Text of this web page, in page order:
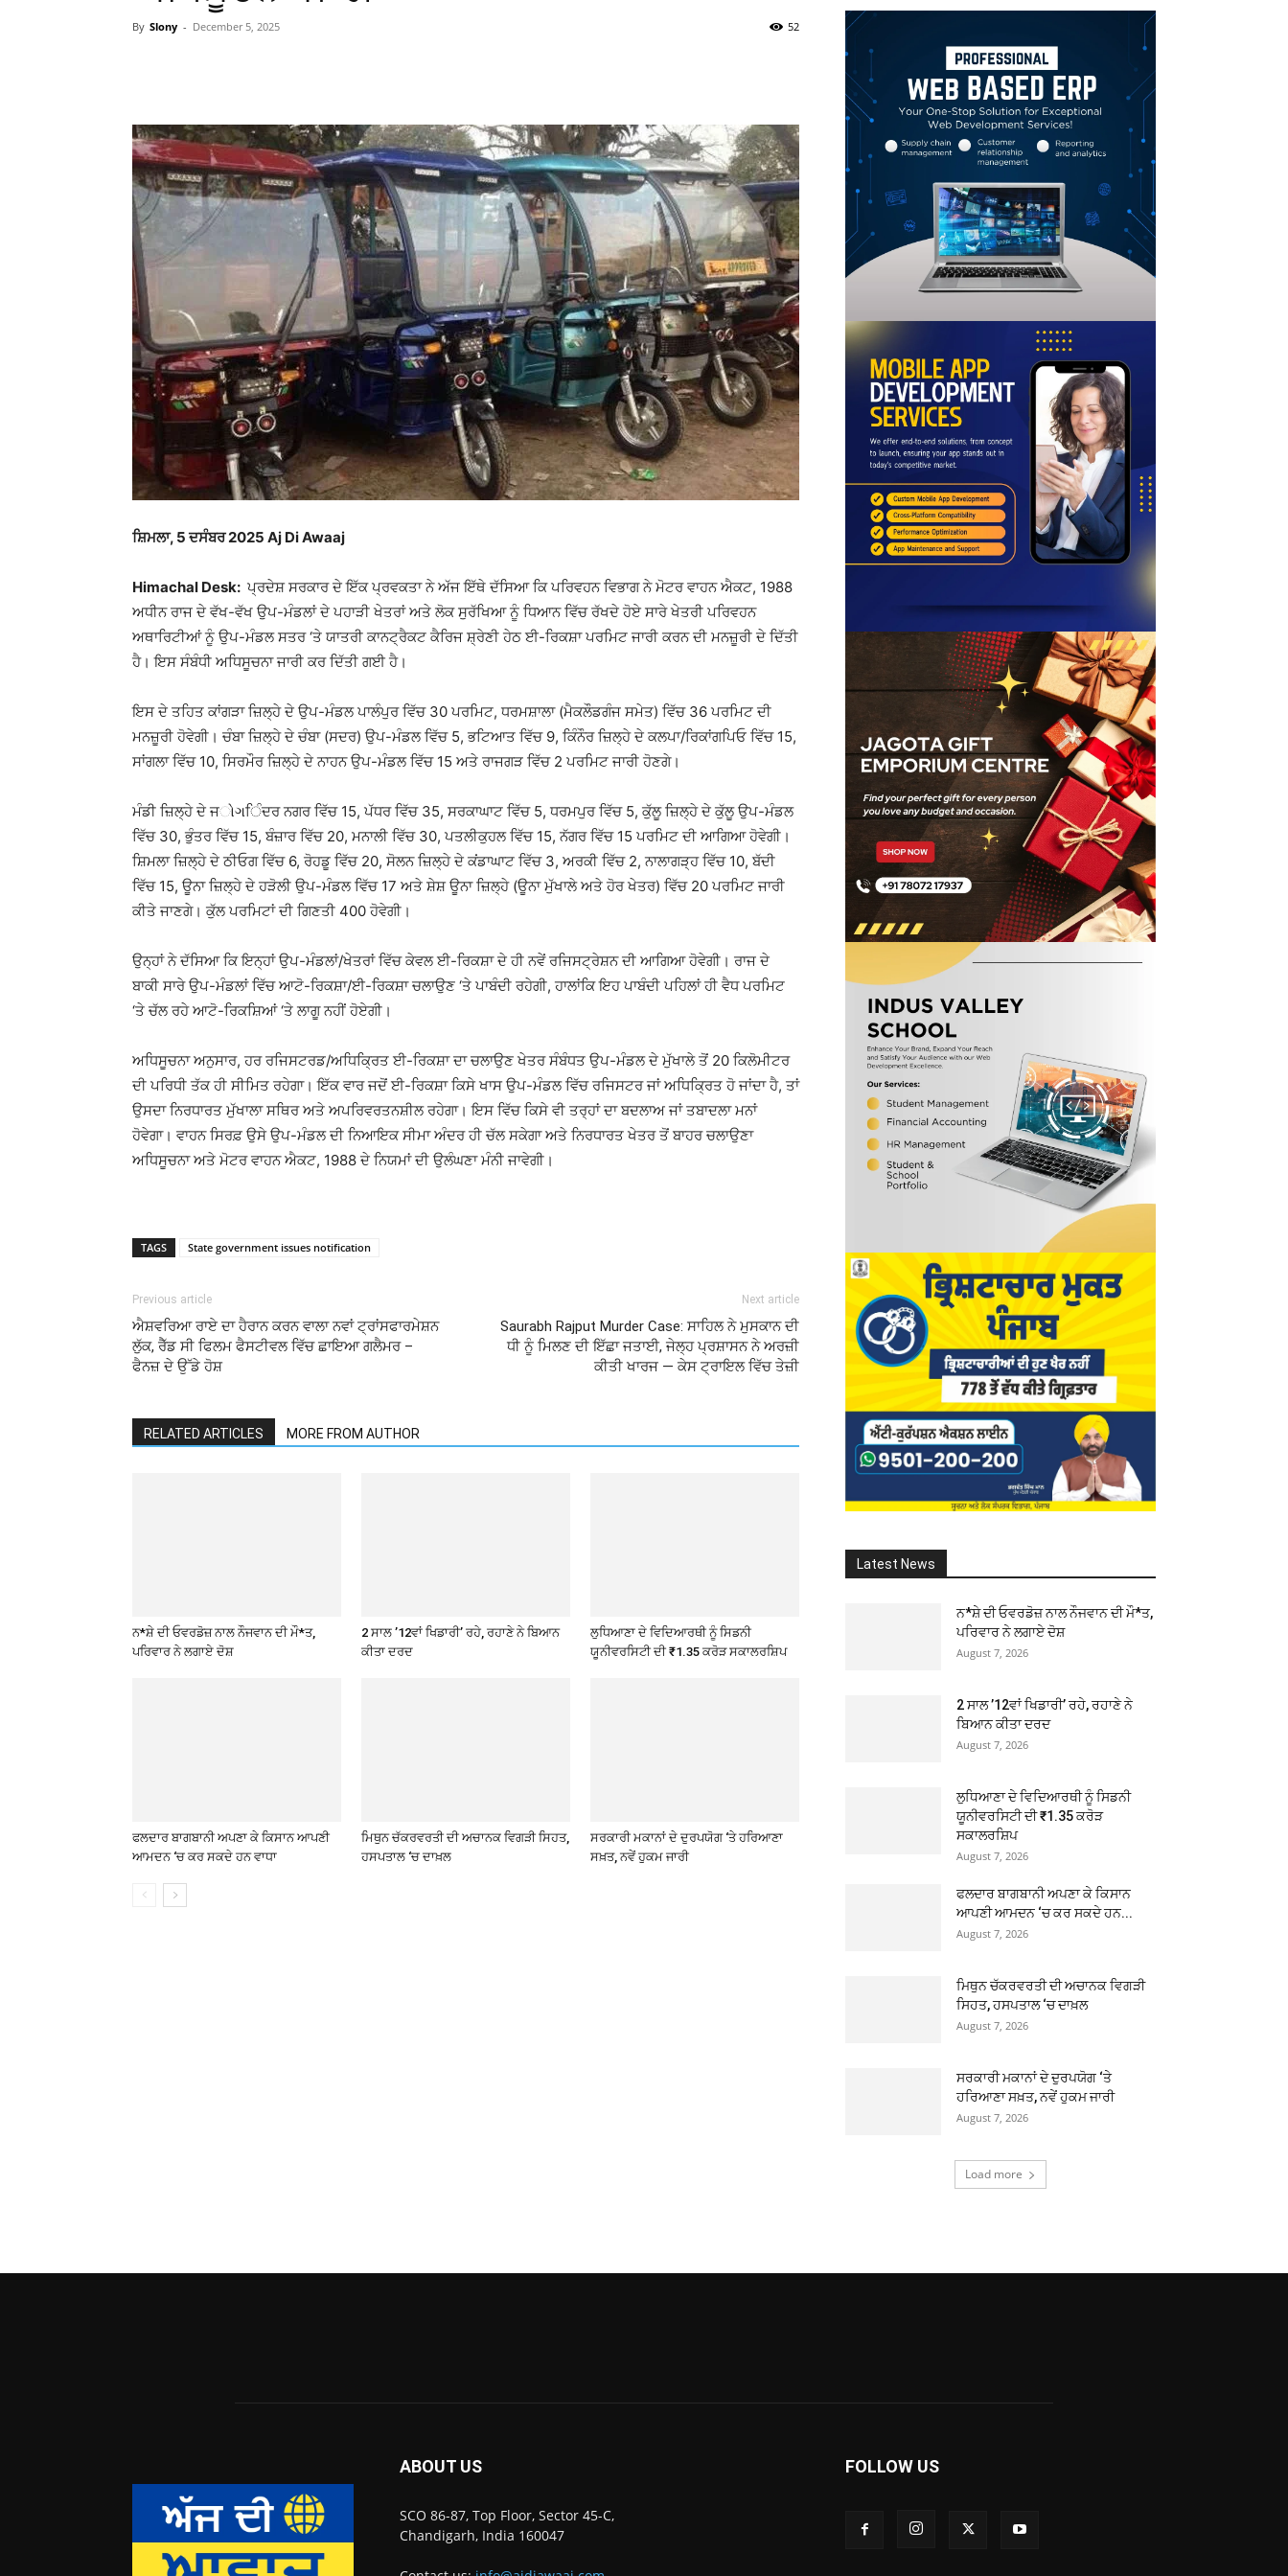
By Slony - December 5, 2025 52
Email Print
ਸ਼ਿਮਲਾ, 5 ਦਸੰਬਰ 2025 Aj Di Awaaj
Himachal Desk: ਪ੍ਰਦੇਸ਼ ਸਰਕਾਰ ਦੇ ਇੱਕ ਪ੍ਰਵਕਤਾ ਨੇ ਅੱਜ ਇੱਥੇ ਦੱਸਿਆ ਕਿ ਪਰਿਵਹਨ ਵਿਭਾਗ ਨੇ ਮੋਟਰ ਵਾਹਨ ਐਕਟ, 1988
ਅਧੀਨ ਰਾਜ ਦੇ ਵੱਖ-ਵੱਖ ਉਪ-ਮੰਡਲਾਂ ਦੇ ਪਹਾੜੀ ਖੇਤਰਾਂ ਅਤੇ ਲੋਕ ਸੁਰੱਖਿਆ ਨੂੰ ਧਿਆਨ ਵਿੱਚ ਰੱਖਦੇ ਹੋਏ ਸਾਰੇ ਖੇਤਰੀ ਪਰਿਵਹਨ
ਅਥਾਰਿਟੀਆਂ ਨੂੰ ਉਪ-ਮੰਡਲ ਸਤਰ ‘ਤੇ ਯਾਤਰੀ ਕਾਨਟ੍ਰੈਕਟ ਕੈਰਿਜ ਸ਼੍ਰੇਣੀ ਹੇਠ ਈ-ਰਿਕਸ਼ਾ ਪਰਮਿਟ ਜਾਰੀ ਕਰਨ ਦੀ ਮਨਜ਼ੂਰੀ ਦੇ ਦਿੱਤੀ
ਹੈ। ਇਸ ਸੰਬੰਧੀ ਅਧਿਸੂਚਨਾ ਜਾਰੀ ਕਰ ਦਿੱਤੀ ਗਈ ਹੈ।
ਇਸ ਦੇ ਤਹਿਤ ਕਾਂਗੜਾ ਜ਼ਿਲ੍ਹੇ ਦੇ ਉਪ-ਮੰਡਲ ਪਾਲੰਪੁਰ ਵਿੱਚ 30 ਪਰਮਿਟ, ਧਰਮਸ਼ਾਲਾ (ਮੈਕਲੌਡਗੰਜ ਸਮੇਤ) ਵਿੱਚ 36 ਪਰਮਿਟ ਦੀ
ਮਨਜ਼ੂਰੀ ਹੋਵੇਗੀ। ਚੰਬਾ ਜ਼ਿਲ੍ਹੇ ਦੇ ਚੰਬਾ (ਸਦਰ) ਉਪ-ਮੰਡਲ ਵਿੱਚ 5, ਭਟਿਆਤ ਵਿੱਚ 9, ਕਿੰਨੌਰ ਜ਼ਿਲ੍ਹੇ ਦੇ ਕਲਪਾ/ਰਿਕਾਂਗਪਿਓ ਵਿੱਚ 15,
ਸਾਂਗਲਾ ਵਿੱਚ 10, ਸਿਰਮੌਰ ਜ਼ਿਲ੍ਹੇ ਦੇ ਨਾਹਨ ਉਪ-ਮੰਡਲ ਵਿੱਚ 15 ਅਤੇ ਰਾਜਗੜ ਵਿੱਚ 2 ਪਰਮਿਟ ਜਾਰੀ ਹੋਣਗੇ।
ਮੰਡੀ ਜ਼ਿਲ੍ਹੇ ਦੇ ਜોગਿੰਦਰ ਨਗਰ ਵਿੱਚ 15, ਪੱਧਰ ਵਿੱਚ 35, ਸਰਕਾਘਾਟ ਵਿੱਚ 5, ਧਰਮਪੁਰ ਵਿੱਚ 5, ਕੁੱਲੂ ਜ਼ਿਲ੍ਹੇ ਦੇ ਕੁੱਲੂ ਉਪ-ਮੰਡਲ
ਵਿੱਚ 30, ਭੁੰਤਰ ਵਿੱਚ 15, ਬੰਜ਼ਾਰ ਵਿੱਚ 20, ਮਨਾਲੀ ਵਿੱਚ 30, ਪਤਲੀਕੁਹਲ ਵਿੱਚ 15, ਨੱਗਰ ਵਿੱਚ 15 ਪਰਮਿਟ ਦੀ ਆਗਿਆ ਹੋਵੇਗੀ।
ਸ਼ਿਮਲਾ ਜ਼ਿਲ੍ਹੇ ਦੇ ਠੀਓਗ ਵਿੱਚ 6, ਰੋਹਡੂ ਵਿੱਚ 20, ਸੋਲਨ ਜ਼ਿਲ੍ਹੇ ਦੇ ਕਂਡਾਘਾਟ ਵਿੱਚ 3, ਅਰਕੀ ਵਿੱਚ 2, ਨਾਲਾਗੜ੍ਹ ਵਿੱਚ 10, ਬੱਦੀ
ਵਿੱਚ 15, ਊਨਾ ਜ਼ਿਲ੍ਹੇ ਦੇ ਹੜੋਲੀ ਉਪ-ਮੰਡਲ ਵਿੱਚ 17 ਅਤੇ ਸ਼ੇਸ਼ ਊਨਾ ਜ਼ਿਲ੍ਹੇ (ਊਨਾ ਮੁੱਖਾਲੇ ਅਤੇ ਹੋਰ ਖੇਤਰ) ਵਿੱਚ 20 ਪਰਮਿਟ ਜਾਰੀ
ਕੀਤੇ ਜਾਣਗੇ। ਕੁੱਲ ਪਰਮਿਟਾਂ ਦੀ ਗਿਣਤੀ 400 ਹੋਵੇਗੀ।
ਉਨ੍ਹਾਂ ਨੇ ਦੱਸਿਆ ਕਿ ਇਨ੍ਹਾਂ ਉਪ-ਮੰਡਲਾਂ/ਖੇਤਰਾਂ ਵਿੱਚ ਕੇਵਲ ਈ-ਰਿਕਸ਼ਾ ਦੇ ਹੀ ਨਵੇਂ ਰਜਿਸਟ੍ਰੇਸ਼ਨ ਦੀ ਆਗਿਆ ਹੋਵੇਗੀ। ਰਾਜ ਦੇ
ਬਾਕੀ ਸਾਰੇ ਉਪ-ਮੰਡਲਾਂ ਵਿੱਚ ਆਟੋ-ਰਿਕਸ਼ਾ/ਈ-ਰਿਕਸ਼ਾ ਚਲਾਉਣ ‘ਤੇ ਪਾਬੰਦੀ ਰਹੇਗੀ, ਹਾਲਾਂਕਿ ਇਹ ਪਾਬੰਦੀ ਪਹਿਲਾਂ ਹੀ ਵੈਧ ਪਰਮਿਟ
‘ਤੇ ਚੱਲ ਰਹੇ ਆਟੋ-ਰਿਕਸ਼ਿਆਂ ‘ਤੇ ਲਾਗੂ ਨਹੀਂ ਹੋਏਗੀ।
ਅਧਿਸੂਚਨਾ ਅਨੁਸਾਰ, ਹਰ ਰਜਿਸਟਰਡ/ਅਧਿਕ੍ਰਿਤ ਈ-ਰਿਕਸ਼ਾ ਦਾ ਚਲਾਉਣ ਖੇਤਰ ਸੰਬੰਧਤ ਉਪ-ਮੰਡਲ ਦੇ ਮੁੱਖਾਲੇ ਤੋਂ 20 ਕਿਲੋਮੀਟਰ
ਦੀ ਪਰਿਧੀ ਤੱਕ ਹੀ ਸੀਮਿਤ ਰਹੇਗਾ। ਇੱਕ ਵਾਰ ਜਦੋਂ ਈ-ਰਿਕਸ਼ਾ ਕਿਸੇ ਖਾਸ ਉਪ-ਮੰਡਲ ਵਿੱਚ ਰਜਿਸਟਰ ਜਾਂ ਅਧਿਕ੍ਰਿਤ ਹੋ ਜਾਂਦਾ ਹੈ, ਤਾਂ
ਉਸਦਾ ਨਿਰਧਾਰਤ ਮੁੱਖਾਲਾ ਸਥਿਰ ਅਤੇ ਅਪਰਿਵਰਤਨਸ਼ੀਲ ਰਹੇਗਾ। ਇਸ ਵਿੱਚ ਕਿਸੇ ਵੀ ਤਰ੍ਹਾਂ ਦਾ ਬਦਲਾਅ ਜਾਂ ਤਬਾਦਲਾ ਮਨਾਂ
ਹੋਵੇਗਾ। ਵਾਹਨ ਸਿਰਫ਼ ਉਸੇ ਉਪ-ਮੰਡਲ ਦੀ ਨਿਆਇਕ ਸੀਮਾ ਅੰਦਰ ਹੀ ਚੱਲ ਸਕੇਗਾ ਅਤੇ ਨਿਰਧਾਰਤ ਖੇਤਰ ਤੋਂ ਬਾਹਰ ਚਲਾਉਣਾ
ਅਧਿਸੂਚਨਾ ਅਤੇ ਮੋਟਰ ਵਾਹਨ ਐਕਟ, 1988 ਦੇ ਨਿਯਮਾਂ ਦੀ ਉਲੰਘਣਾ ਮੰਨੀ ਜਾਵੇਗੀ।
TAGS State government issues notification
Previous article
ਐਸ਼ਵਰਿਆ ਰਾਏ ਦਾ ਹੈਰਾਨ ਕਰਨ ਵਾਲਾ ਨਵਾਂ ਟ੍ਰਾਂਸਫਾਰਮੇਸ਼ਨ
ਲੁੱਕ, ਰੈੱਡ ਸੀ ਫਿਲਮ ਫੈਸਟੀਵਲ ਵਿੱਚ ਛਾਇਆ ਗਲੈਮਰ –
ਫੈਨਜ਼ ਦੇ ਉੱਡੇ ਹੋਸ਼
Next article
Saurabh Rajput Murder Case: ਸਾਹਿਲ ਨੇ ਮੁਸਕਾਨ ਦੀ
ਧੀ ਨੂੰ ਮਿਲਣ ਦੀ ਇੱਛਾ ਜਤਾਈ, ਜੇਲ੍ਹ ਪ੍ਰਸ਼ਾਸਨ ਨੇ ਅਰਜ਼ੀ
ਕੀਤੀ ਖਾਰਜ — ਕੇਸ ਟ੍ਰਾਇਲ ਵਿੱਚ ਤੇਜ਼ੀ
RELATED ARTICLES MORE FROM AUTHOR
ਨ*ਸ਼ੇ ਦੀ ਓਵਰਡੋਜ਼ ਨਾਲ ਨੌਜਵਾਨ ਦੀ ਮੌ*ਤ,
ਪਰਿਵਾਰ ਨੇ ਲਗਾਏ ਦੋਸ਼
2 ਸਾਲ ’12ਵਾਂ ਖਿਡਾਰੀ’ ਰਹੇ, ਰਹਾਣੇ ਨੇ ਬਿਆਨ
ਕੀਤਾ ਦਰਦ
ਲੁਧਿਆਣਾ ਦੇ ਵਿਦਿਆਰਥੀ ਨੂੰ ਸਿਡਨੀ
ਯੂਨੀਵਰਸਿਟੀ ਦੀ ₹1.35 ਕਰੋੜ ਸਕਾਲਰਸ਼ਿਪ
ਫਲਦਾਰ ਬਾਗਬਾਨੀ ਅਪਣਾ ਕੇ ਕਿਸਾਨ ਆਪਣੀ
ਆਮਦਨ ‘ਚ ਕਰ ਸਕਦੇ ਹਨ ਵਾਧਾ
ਮਿਥੁਨ ਚੱਕਰਵਰਤੀ ਦੀ ਅਚਾਨਕ ਵਿਗੜੀ ਸਿਹਤ,
ਹਸਪਤਾਲ ‘ਚ ਦਾਖ਼ਲ
ਸਰਕਾਰੀ ਮਕਾਨਾਂ ਦੇ ਦੁਰਪਯੋਗ ‘ਤੇ ਹਰਿਆਣਾ
ਸਖ਼ਤ, ਨਵੇਂ ਹੁਕਮ ਜਾਰੀ
Latest News
ਨ*ਸ਼ੇ ਦੀ ਓਵਰਡੋਜ਼ ਨਾਲ ਨੌਜਵਾਨ ਦੀ ਮੌ*ਤ,
ਪਰਿਵਾਰ ਨੇ ਲਗਾਏ ਦੋਸ਼
August 7, 2026
2 ਸਾਲ ’12ਵਾਂ ਖਿਡਾਰੀ’ ਰਹੇ, ਰਹਾਣੇ ਨੇ
ਬਿਆਨ ਕੀਤਾ ਦਰਦ
August 7, 2026
ਲੁਧਿਆਣਾ ਦੇ ਵਿਦਿਆਰਥੀ ਨੂੰ ਸਿਡਨੀ
ਯੂਨੀਵਰਸਿਟੀ ਦੀ ₹1.35 ਕਰੋੜ
ਸਕਾਲਰਸ਼ਿਪ
August 7, 2026
ਫਲਦਾਰ ਬਾਗਬਾਨੀ ਅਪਣਾ ਕੇ ਕਿਸਾਨ
ਆਪਣੀ ਆਮਦਨ ‘ਚ ਕਰ ਸਕਦੇ ਹਨ...
August 7, 2026
ਮਿਥੁਨ ਚੱਕਰਵਰਤੀ ਦੀ ਅਚਾਨਕ ਵਿਗੜੀ
ਸਿਹਤ, ਹਸਪਤਾਲ ‘ਚ ਦਾਖ਼ਲ
August 7, 2026
ਸਰਕਾਰੀ ਮਕਾਨਾਂ ਦੇ ਦੁਰਪਯੋਗ ‘ਤੇ
ਹਰਿਆਣਾ ਸਖ਼ਤ, ਨਵੇਂ ਹੁਕਮ ਜਾਰੀ
August 7, 2026
Load more
ABOUT US
SCO 86-87, Top Floor, Sector 45-C,
Chandigarh, India 160047
FOLLOW US